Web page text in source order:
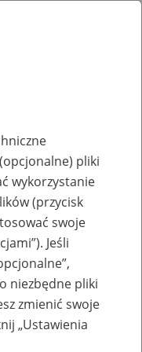
50+
pliki
wykorzystanie
(przycisk
swoje
Jeśli
niezbędne pliki
zmienić swoje
„Ustawienia